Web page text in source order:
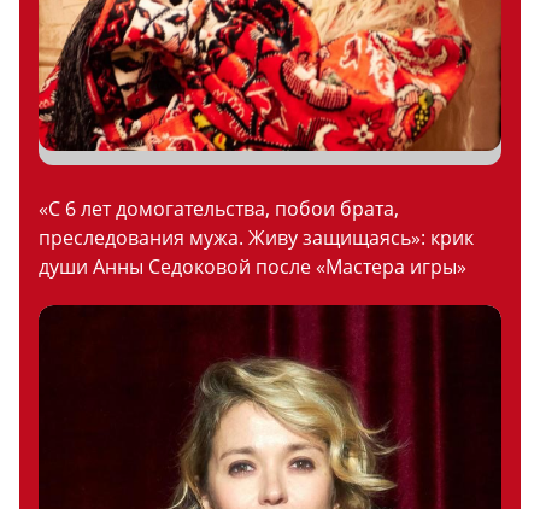
«С 6 лет домогательства, побои брата,
преследования мужа. Живу защищаясь»: крик
души Анны Седоковой после «Мастера игры»